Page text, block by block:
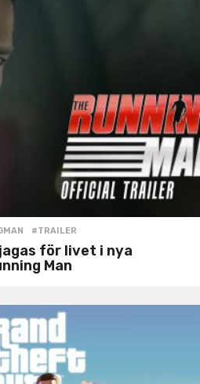
,#TRAILER
för livet i nya
Man